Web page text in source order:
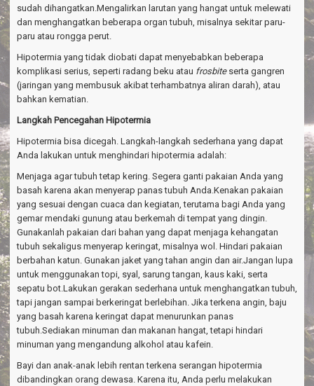
sudah dihangatkan.Mengalirkan larutan yang hangat untuk melewati
dan menghangatkan beberapa organ tubuh, misalnya sekitar paru-
paru atau rongga perut.
Hipotermia yang tidak diobati dapat menyebabkan beberapa
komplikasi serius, seperti radang beku atau frosbiteserta gangren
(jaringan yang membusuk akibat terhambatnya aliran darah), atau
bahkan kematian.
Langkah Pencegahan Hipotermia
Hipotermia bisa dicegah. Langkah-langkah sederhana yang dapat
Anda lakukan untuk menghindari hipotermia adalah:
Menjaga agar tubuh tetap kering. Segera ganti pakaian Anda yang
basah karena akan menyerap panas tubuh Anda.Kenakan pakaian
yang sesuai dengan cuaca dan kegiatan, terutama bagi Anda yang
gemar mendaki gunung atau berkemah di tempat yang dingin.
Gunakanlah pakaian dari bahan yang dapat menjaga kehangatan
tubuh sekaligus menyerap keringat, misalnya wol. Hindari pakaian
berbahan katun. Gunakan jaket yang tahan angin dan air.Jangan lupa
untuk menggunakan topi, syal, sarung tangan, kaus kaki, serta
sepatu bot.Lakukan gerakan sederhana untuk menghangatkan tubuh,
tapi jangan sampai berkeringat berlebihan. Jika terkena angin, baju
yang basah karena keringat dapat menurunkan panas
tubuh.Sediakan minuman dan makanan hangat, tetapi hindari
minuman yang mengandung alkohol atau kafein.
Bayi dan anak-anak lebih rentan terkena serangan hipotermia
dibandingkan orang dewasa. Karena itu, Anda perlu melakukan